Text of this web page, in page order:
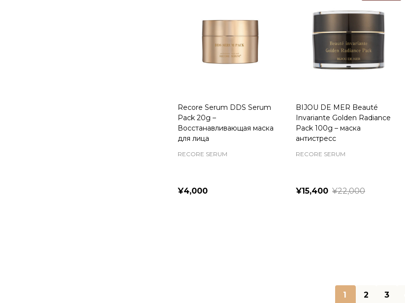
Recore Serum DDS Serum
Pack 20g –
Восстанавливающая маска
для лица
RECORE SERUM
¥4,000
BIJOU DE MER Beauté
Invariante Golden Radiance
Pack 100g – маска
антистресс
RECORE SERUM
¥15,400 ¥22,000
1 2 3